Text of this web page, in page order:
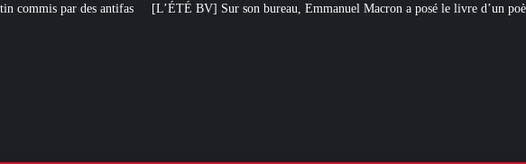
[L’ÉTÉ BV] Sur son bureau, Emmanuel Macron a posé le livre d’un poète chilien stalinien et violeur